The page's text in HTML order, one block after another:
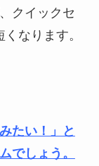
クイックセ
なります。
たい！」と
でしょう。